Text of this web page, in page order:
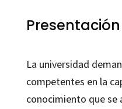
Presentación
La universidad
competentes en la
conocimiento que se